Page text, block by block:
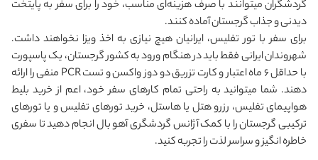
گردشگران می‎توانند با صرف هزینه‌ای مناسب، خود را برای سفر به پایتخت
دیدنی و جذاب گرجستان آماده کنند.
برای سفر با تور تفلیس، ایرانیان هیچ نیازی به اخذ ویزا نخواهند داشت.
شهروندان ایرانی فقط باید در هنگام ورود به کشور گرجستان، یک پاسپورت
با حداقل 6 ماه اعتبار و کارت تزریق دو دوز واکسن و تست PCR منفی را ارائه
دهند. شما می‎توانید به راحتی تمام کارهای سفر خود، اعم از خرید بلیط
هواپیمای تفلیس، رزرو هتل یا هاستل، خرید تورهای تفلیس و یا تورهای
ترکیبی گرجستان را با کمک آژانس گردشگری آهو بال انجام دهید تا سفری
خاطره انگیز و سراسر لذت را تجربه کنید.